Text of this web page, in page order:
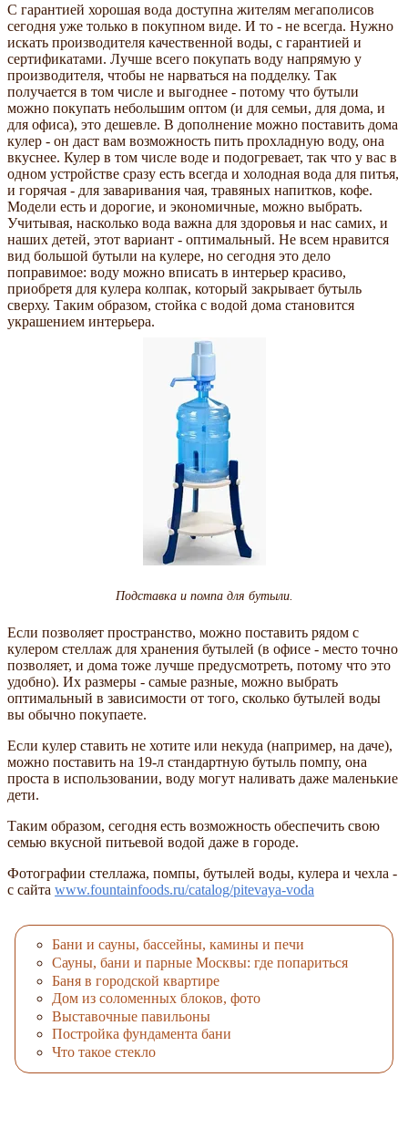
С гарантией хорошая вода доступна жителям мегаполисов
сегодня уже только в покупном виде. И то - не всегда. Нужно
искать производителя качественной воды, с гарантией и
сертификатами. Лучше всего покупать воду напрямую у
производителя, чтобы не нарваться на подделку. Так
получается в том числе и выгоднее - потому что бутыли
можно покупать небольшим оптом (и для семьи, для дома, и
для офиса), это дешевле. В дополнение можно поставить дома
кулер - он даст вам возможность пить прохладную воду, она
вкуснее. Кулер в том числе воде и подогревает, так что у вас в
одном устройстве сразу есть всегда и холодная вода для питья,
и горячая - для заваривания чая, травяных напитков, кофе.
Модели есть и дорогие, и экономичные, можно выбрать.
Учитывая, насколько вода важна для здоровья и нас самих, и
наших детей, этот вариант - оптимальный. Не всем нравится
вид большой бутыли на кулере, но сегодня это дело
поправимое: воду можно вписать в интерьер красиво,
приобретя для кулера колпак, который закрывает бутыль
сверху. Таким образом, стойка с водой дома становится
украшением интерьера.
Подставка и помпа для бутыли.
Если позволяет пространство, можно поставить рядом с
кулером стеллаж для хранения бутылей (в офисе - место точно
позволяет, и дома тоже лучше предусмотреть, потому что это
удобно). Их размеры - самые разные, можно выбрать
оптимальный в зависимости от того, сколько бутылей воды
вы обычно покупаете.
Если кулер ставить не хотите или некуда (например, на даче),
можно поставить на 19-л стандартную бутыль помпу, она
проста в использовании, воду могут наливать даже маленькие
дети.
Таким образом, сегодня есть возможность обеспечить свою
семью вкусной питьевой водой даже в городе.
Фотографии стеллажа, помпы, бутылей воды, кулера и чехла -
с сайта www.fountainfoods.ru/catalog/pitevaya-voda
Бани и сауны, бассейны, камины и печи
Cауны, бани и парные Москвы: где попариться
Баня в городской квартире
Дом из соломенных блоков, фото
Выставочные павильоны
Постройка фундамента бани
Что такое стекло